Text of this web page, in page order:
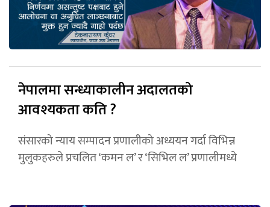
नेपालमा सन्ध्याकालीन अदालतको
आवश्यकता कति ?
संसारको न्याय सम्पादन प्रणालीको अध्ययन गर्दा विभिन्न
मुलुकहरुले प्रचलित ‘कमन ल’ र ‘सिभिल ल’ प्रणालीमध्ये